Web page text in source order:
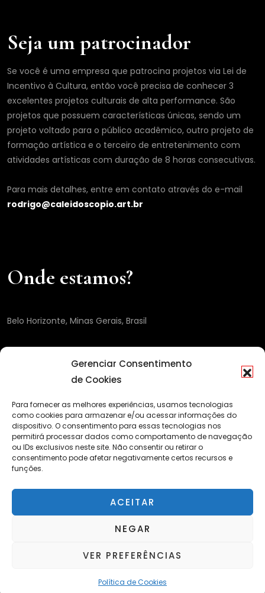
Gerenciar Consentimento
de Cookies
Para fornecer as melhores experiências, usamos tecnologias
como cookies para armazenar e/ou acessar informações do
dispositivo. O consentimento para essas tecnologias nos
permitirá processar dados como comportamento de navegação
ou IDs exclusivos neste site. Não consentir ou retirar o
consentimento pode afetar negativamente certos recursos e
funções.
ACEITAR
NEGAR
VER PREFERÊNCIAS
Política de Cookies
Seja um patrocinador
Se você é uma empresa que patrocina projetos via Lei de
Incentivo à Cultura, então você precisa de conhecer 3
excelentes projetos culturais de alta performance. São
projetos que possuem características únicas, sendo um
projeto voltado para o público acadêmico, outro projeto de
formação artística e o terceiro de entretenimento com
atividades artísticas com duração de 8 horas consecutivas.
Para mais detalhes, entre em contato através do e-mail
rodrigo@caleidoscopio.art.br
Onde estamos?
Belo Horizonte, Minas Gerais, Brasil